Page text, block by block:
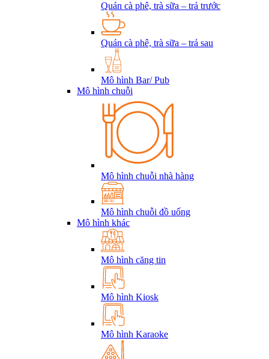
Quán cà phê, trà sữa – trả trước
Quán cà phê, trà sữa – trả sau
Mô hình Bar/ Pub
Mô hình chuỗi
Mô hình chuỗi nhà hàng
Mô hình chuỗi đồ uống
Mô hình khác
Mô hình căng tin
Mô hình Kiosk
Mô hình Karaoke